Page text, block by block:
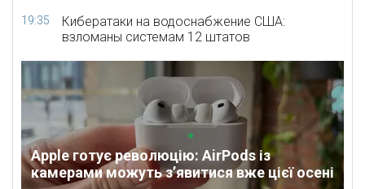
19:35
Кибератаки на водоснабжение США:
взломаны системам 12 штатов
Apple готує революцію: AirPods із
камерами можуть з’явитися вже цієї осені